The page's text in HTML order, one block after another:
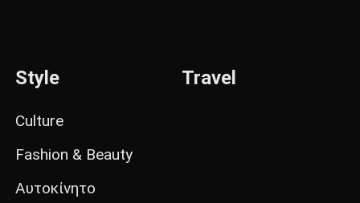
Style
Culture
Fashion & Beauty
Αυτοκίνητο
Travel